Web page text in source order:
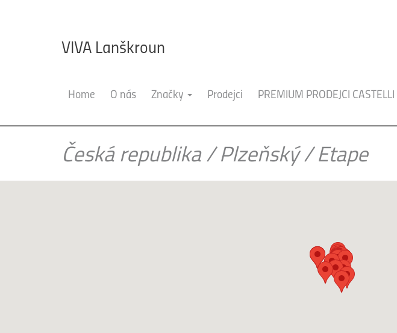
VIVA Lanškroun
Home O nás Značky Prodejci PREMIUM PRODEJCI CASTELLI
Česká republika/Plzeňský/Etape